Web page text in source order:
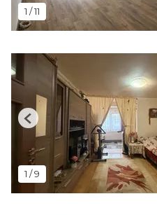
1 /11
1 /9
Previous